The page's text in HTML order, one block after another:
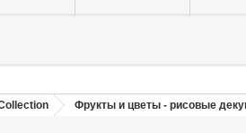
Фрукты и цветы - рисовые